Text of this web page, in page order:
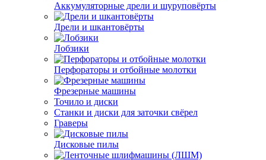
Аккумуляторные дрели и шуруповёрты
Дрели и шкантовёрты
Лобзики
Перфораторы и отбойные молотки
Фрезерные машины
Точило и диски
Станки и диски для заточки свёрел
Граверы
Дисковые пилы